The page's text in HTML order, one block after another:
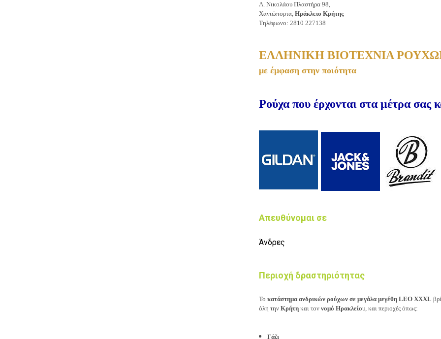
Λ. Νικολάου Πλαστήρα 98,
Χανιώπορτα, Ηράκλειο Κρήτης
Τηλέφωνο: 2810 227138
ΕΛΛΗΝΙΚΗ ΒΙΟΤΕΧΝΙΑ
με έμφαση στην ποιότητα
Ρούχα που έρχονται στα μέτρα σας
Απευθύνομαι σε
Άνδρες
Περιοχή δραστηριότητας
Το κατάστημα ανδρικών ρούχων σε μεγάλα μεγέθη LEO XXXL
όλη την Κρήτη και τον νομό Ηρακλείου, και περιοχές όπως:
Γάζι